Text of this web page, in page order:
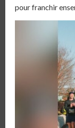
pour franchir